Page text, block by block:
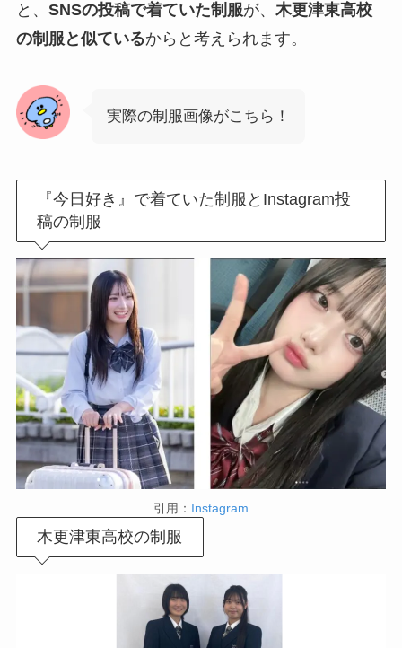
と、 SNSの投稿で着ていた制服が、 木更津東高校
の制服と似ているからと考えられます。
実際の制服画像がこちら！
『今日好き』で着ていた制服とInstagram投
稿の制服
引用： Instagram
木更津東高校の制服